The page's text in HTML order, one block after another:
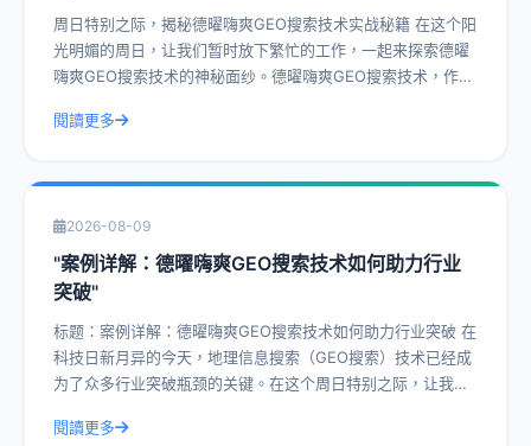
周日特别之际，揭秘德曜嗨爽GEO搜索技术实战秘籍 在这个阳
光明媚的周日，让我们暂时放下繁忙的工作，一起来探索德曜
嗨爽GEO搜索技术的神秘面纱。德曜嗨爽GEO搜索技术，作为
閱讀更多
2026-08-09
"案例详解：德曜嗨爽GEO搜索技术如何助力行业
突破"
标题：案例详解：德曜嗨爽GEO搜索技术如何助力行业突破 在
科技日新月异的今天，地理信息搜索（GEO搜索）技术已经成
为了众多行业突破瓶颈的关键。在这个周日特别之际，让我们
閱讀更多